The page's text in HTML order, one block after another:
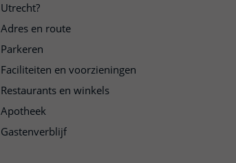
Utrecht?
Adres en route
Parkeren
Faciliteiten en voorzieningen
Restaurants en winkels
Apotheek
Gastenverblijf